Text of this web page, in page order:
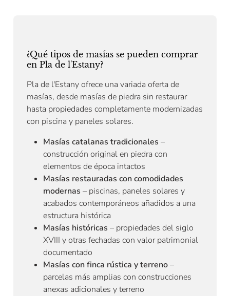
¿Qué tipos de masías se pueden comprar
en Pla de l'Estany?
Pla de l'Estany ofrece una variada oferta de
masías, desde masías de piedra sin restaurar
hasta propiedades completamente modernizadas
con piscina y paneles solares.
Masías catalanas tradicionales –
construcción original en piedra con
elementos de época intactos
Masías restauradas con comodidades
modernas – piscinas, paneles solares y
acabados contemporáneos añadidos a una
estructura histórica
Masías históricas – propiedades del siglo
XVIII y otras fechadas con valor patrimonial
documentado
Masías con finca rústica y terreno–
parcelas más amplias con construcciones
anexas adicionales y terreno